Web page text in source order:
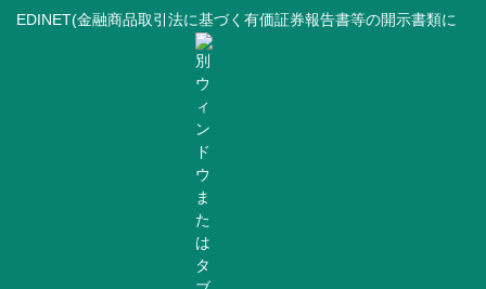
EDINET(金融商品取引法に基づく有価証券報告書等の開示書類に